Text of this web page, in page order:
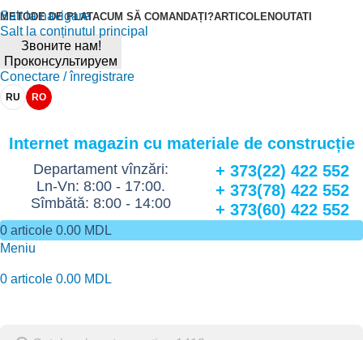
Salt la navigare
Salt la conținutul principal
METODE DE PLATACUM SĂ COMANDAȚI?ARTICOLENOUTATI
Звоните нам!
Проконсультируем
Conectare / înregistrare
RU RO
Internet magazin cu materiale de construcție
Departament vînzări:
Ln-Vn: 8:00 - 17:00.
Sîmbătă: 8:00 - 14:00
+ 373(22) 422 552
+ 373(78) 422 552
+ 373(60) 422 552
0 articole 0.00 MDL
Meniu
0 articole 0.00 MDL